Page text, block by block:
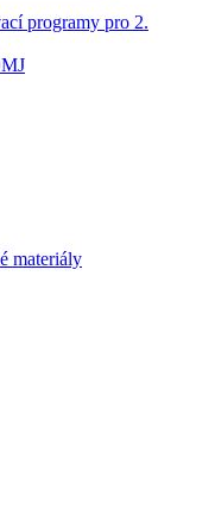
programy pro 2.
materiály